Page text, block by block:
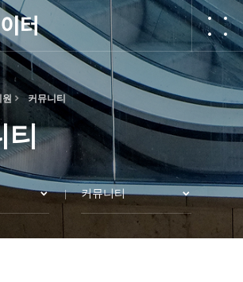
원 커뮤니티
티
커뮤니티